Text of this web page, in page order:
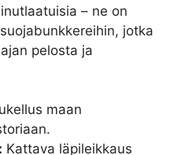
– ne on
jotka
pelosta ja
maan
: Kattava läpileikkaus